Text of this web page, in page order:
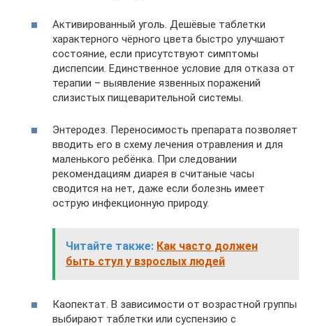
Активированный уголь. Дешёвые таблетки
характерного чёрного цвета быстро улучшают
состояние, если присутствуют симптомы
диспепсии. Единственное условие для отказа от
терапии – выявление язвенных поражений
слизистых пищеварительной системы.
Энтеродез. Переносимость препарата позволяет
вводить его в схему лечения отравления и для
маленького ребёнка. При следовании
рекомендациям диарея в считаные часы
сводится на нет, даже если болезнь имеет
острую инфекционную природу.
Читайте также: Как часто должен
быть стул у взрослых людей
Каопектат. В зависимости от возрастной группы
выбирают таблетки или суспензию с